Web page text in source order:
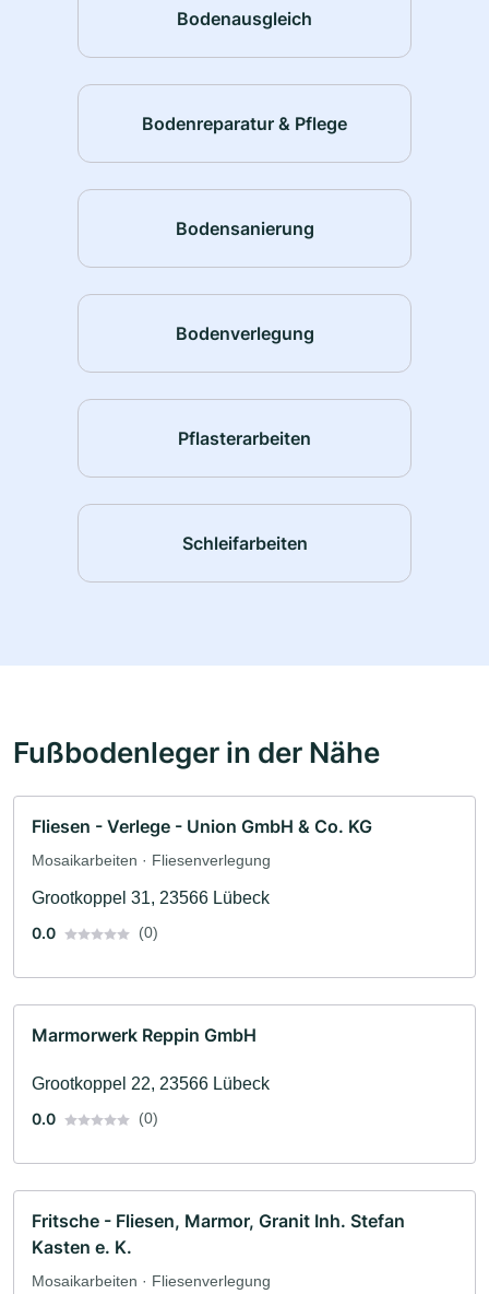
Bodenausgleich
Bodenreparatur & Pflege
Bodensanierung
Bodenverlegung
Pflasterarbeiten
Schleifarbeiten
Fußbodenleger in der Nähe
Fliesen - Verlege - Union GmbH & Co. KG
Mosaikarbeiten · Fliesenverlegung
Grootkoppel 31, 23566 Lübeck
0.0
(0)
Marmorwerk Reppin GmbH
Grootkoppel 22, 23566 Lübeck
0.0
(0)
Fritsche - Fliesen, Marmor, Granit Inh. Stefan
Kasten e. K.
Mosaikarbeiten · Fliesenverlegung